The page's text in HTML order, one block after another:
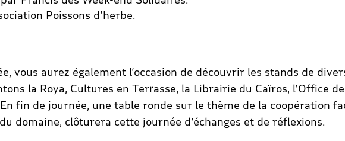
Poissons d’herbe.
vous aurez également l’occasion de découvrir les stands de
la Roya, Cultures en Terrasse, la Librairie du Caïros, l’Office
En fin de journée, une table ronde sur le thème de la coopération
domaine, clôturera cette journée d’échanges et de réflexions.